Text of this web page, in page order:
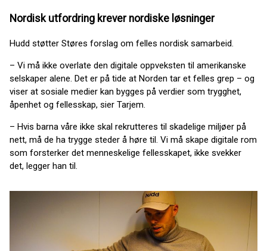
Nordisk utfordring krever nordiske løsninger
Hudd støtter Støres forslag om felles nordisk samarbeid.
– Vi må ikke overlate den digitale oppveksten til amerikanske
selskaper alene. Det er på tide at Norden tar et felles grep – og
viser at sosiale medier kan bygges på verdier som trygghet,
åpenhet og fellesskap, sier Tarjem.
– Hvis barna våre ikke skal rekrutteres til skadelige miljøer på
nett, må de ha trygge steder å høre til. Vi må skape digitale rom
som forsterker det menneskelige fellesskapet, ikke svekker
det, legger han til.